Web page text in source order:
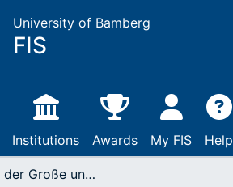
University of Bamberg
FIS
Institutions Awards My FIS Help
Konstantin der Große und der Kirchenbau im syrischen Antiochia